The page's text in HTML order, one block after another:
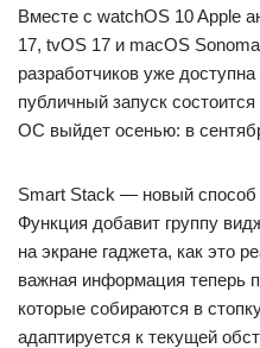
Вместе с watchOS 10 Apple
17, tvOS 17 и macOS
разработчиков уже
публичный запуск
ОС выйдет осенью: в
Smart Stack — новый
Функция добавит группу
на экране гаджета, как это
важная информация теперь
которые собираются в
адаптируется к текущей